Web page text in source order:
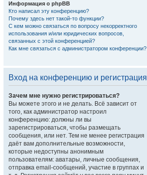
Информация о phpBB
Кто написал эту конференцию?
Почему здесь нет такой-то функции?
С кем можно связаться по вопросу некорректного
использования и/или юридических вопросов,
связанных с этой конференцией?
Как мне связаться с администратором конференции?
Вход на конференцию и регистрация
Зачем мне нужно регистрироваться?
Вы можете этого и не делать. Всё зависит от
того, как администратор настроил
конференцию: должны ли вы
зарегистрироваться, чтобы размещать
сообщения, или нет. Тем не менее регистрация
даёт вам дополнительные возможности,
которые недоступны анонимным
пользователям: аватары, личные сообщения,
отправка email-сообщений, участие в группах и